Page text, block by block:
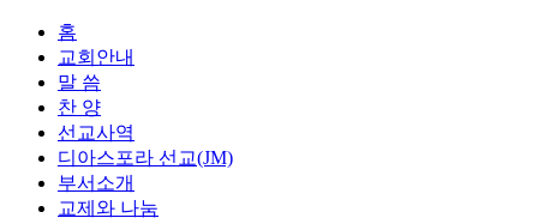
홈
교회안내
말 씀
찬 양
선교사역
디아스포라 선교(JM)
부서소개
교제와 나눔